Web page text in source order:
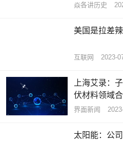
焱各讲历史
美国是拉差
互联网 2023-
上海艾录：
伏材料领域
界面新闻
太阳能：公